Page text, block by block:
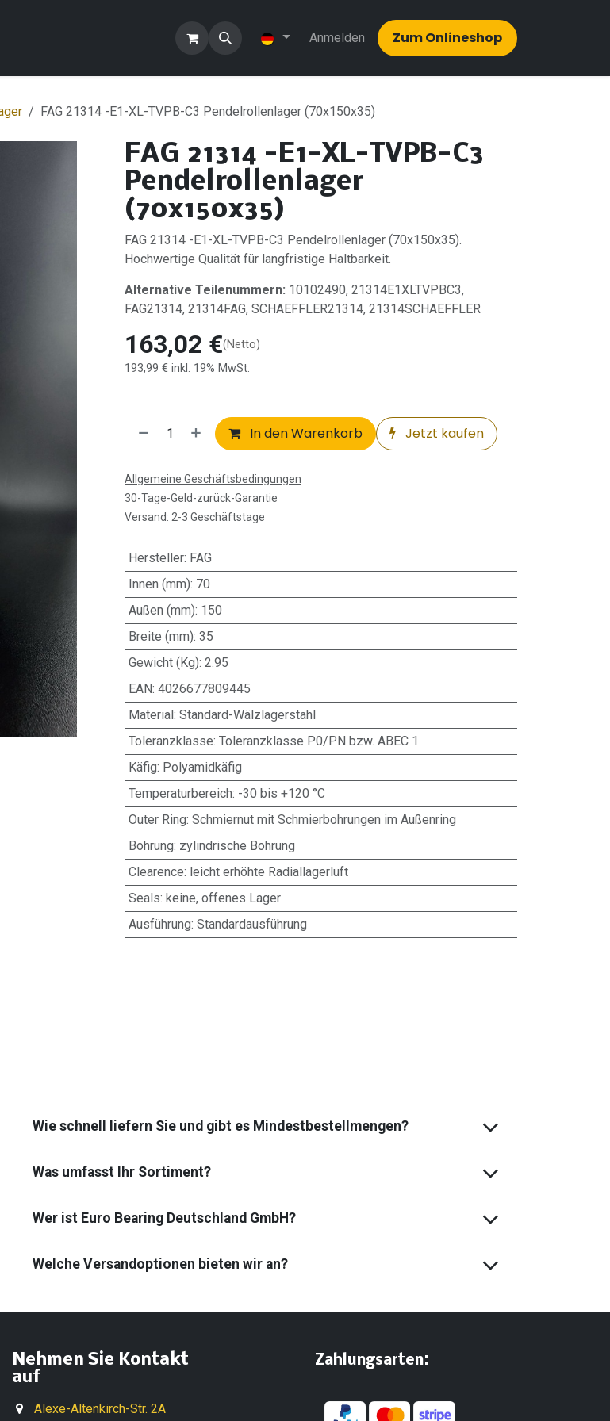
Anmelden Zum Onlinesh​​op
FAG 21314 -E1-XL-TVPB-C3 Pendelrollenlager (70x150x35)
FAG 21314 -E1-XL-TVPB-C3
Pendelrollenlager
(70x150x35)
FAG 21314 -E1-XL-TVPB-C3 Pendelrollenlager (70x150x35).
Hochwertige Qualität für langfristige Haltbarkeit.
Alternative Teilenummern: 10102490, 21314E1XLTVPBC3,
FAG21314, 21314FAG, SCHAEFFLER21314, 21314SCHAEFFLER
163,02 €(Netto)
193,99 € inkl. 19% MwSt.
In den Warenkorb Jetzt kaufen
Allgemeine Geschäftsbedingungen
30-Tage-Geld-zurück-Garantie
Versand: 2-3 Geschäftstage
Hersteller: FAG
Innen (mm): 70
Außen (mm): 150
Breite (mm): 35
Gewicht (Kg): 2.95
EAN: 4026677809445
Material: Standard-Wälzlagerstahl
Toleranzklasse: Toleranzklasse P0/PN bzw. ABEC 1
Käfig: Polyamidkäfig
Temperaturbereich: -30 bis +120 °C
Outer Ring: Schmiernut mit Schmierbohrungen im Außenring
Bohrung: zylindrische Bohrung
Clearence: leicht erhöhte Radiallagerluft
Seals: keine, offenes Lager
Ausführung: Standardausführung
Wie schnell liefern Sie und gibt es Mindest­bestell­mengen?
Was umfasst Ihr Sortiment?
Wer ist Euro Bearing Deutschland GmbH?
Welche Versandoptionen bieten wir an?
Nehmen Sie Kontakt
auf
Alexe-Altenkirch-Str. 2A
​Zahlungsarten: